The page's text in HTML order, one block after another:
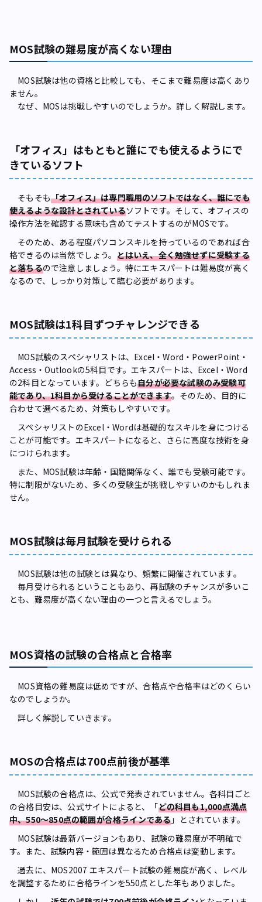
MOS試験の難易度が高くない理由
MOS試験は他の資格と比較しても、そこまで難易度は高くあり
ません。
なぜ、MOSは挑戦しやすいのでしょうか。詳しく解説します。
「オフィス」はもともと誰にでも使えるようにで
きているソフト
そもそも「オフィス」は専門職用のソフトではなく、誰にでも
使えるような設計とされているソフトです。そして、オフィスの
操作方法を確認する意味も含めてテストするのがMOSです。
そのため、ある程度パソコンスキルを持っているのであれば合
格できるのは当然でしょう。 とはいえ、全く勉強せずに受験する
と落ちるので注意しましょう。特にエキスパートは難易度が高く
なるので、しっかり対策して臨む必要があります。
MOS試験は1科目ずつチャレンジできる
MOS試験のスペシャリストは、Excel・Word・PowerPoint・
Access・Outlookの5科目です。エキスパートは、Excel・Word
の2科目となっています。どちらも自分が必要な試験のみ受験可
能であり、1科目から受けることができます。そのため、目的に
合わせて選べるため、対策もしやすいです。
スペシャリストのExcel・Wordは基礎的なスキルを身につける
ことが可能です。エキスパートになると、さらに高度な技術を身
につけられます。
また、MOS試験は年齢・国籍関係なく、誰でも受験可能です。
特に制限がないため、多くの受験生が挑戦しやすいのかもしれま
せん。
MOS試験は毎月試験を受けられる
MOS試験は他の試験とは異なり、頻繁に開催されています。
毎月受けられるということもあり、再試験のチャンスが多いこ
とも、難易度が高くない理由の一つと言えるでしょう。
MOS資格の試験の合格点と合格率
MOS資格の難易度は低めですが、合格点や合格率はどのくらい
なのでしょうか。
詳しく解説していきます。
MOSの合格点は700点前後が基準
MOS試験の合格点は、公式で発表されていません。各科目ごと
の合格目安は、公式サイトによると、「どの科目も1,000点満点
中、550〜850点の範囲が合格ラインである 」とされています。
MOS試験は最新バージョンもあり、試験の難易度が不明確で
す。また、試験内容・範囲は異なるため合格点は変動します。
過去に、MOS2007 エキスパート試験の難易度が高く、レベル
を調整するために合格ラインを550点とした年もありました。